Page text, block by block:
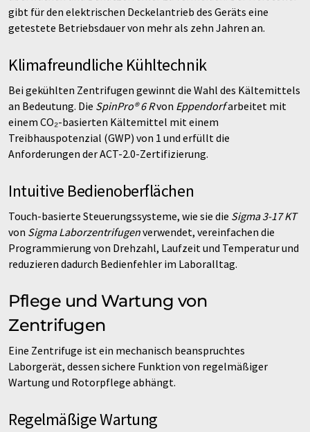
gibt für den elektrischen Deckelantrieb des Geräts eine
getestete Betriebsdauer von mehr als zehn Jahren an.
Klimafreundliche Kühltechnik
Bei gekühlten Zentrifugen gewinnt die Wahl des Kältemittels
an Bedeutung. Die SpinPro® 6 Rvon Eppendorfarbeitet mit
einem CO₂-basierten Kältemittel mit einem
Treibhauspotenzial (GWP) von 1 und erfüllt die
Anforderungen der ACT-2.0-Zertifizierung.
Intuitive Bedienoberflächen
Touch-basierte Steuerungssysteme, wie sie die Sigma 3-17 KT
von Sigma Laborzentrifugenverwendet, vereinfachen die
Programmierung von Drehzahl, Laufzeit und Temperatur und
reduzieren dadurch Bedienfehler im Laboralltag.
Pflege und Wartung von
Zentrifugen
Eine Zentrifuge ist ein mechanisch beanspruchtes
Laborgerät, dessen sichere Funktion von regelmäßiger
Wartung und Rotorpflege abhängt.
Regelmäßige Wartung